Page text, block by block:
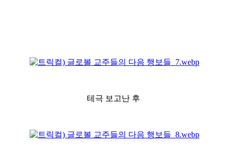
테극 보고난 후